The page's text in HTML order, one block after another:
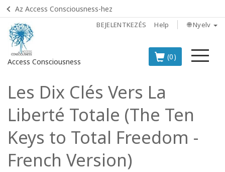
Az Access Consciousness-hez
BEJELENTKEZÉS Help 🌐 Nyelv
Access Consciousness
(0)
Bejelentkezés
a
fiókba
BOOKS
CLASSES
Les Dix Clés Vers La
Liberté Totale (The Ten
Keys to Total Freedom -
French Version)